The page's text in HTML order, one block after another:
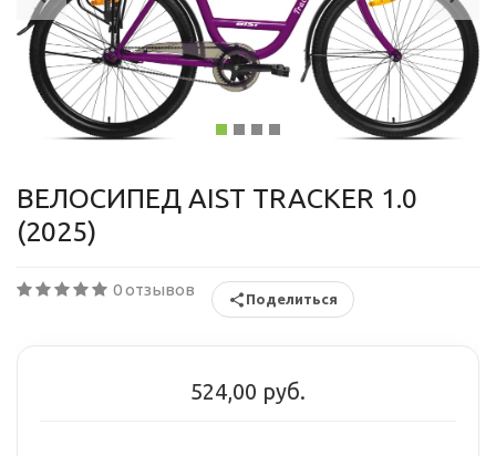
ВЕЛОСИПЕД AIST TRACKER 1.0
(2025)
0 отзывов Поделиться
524,00 руб.